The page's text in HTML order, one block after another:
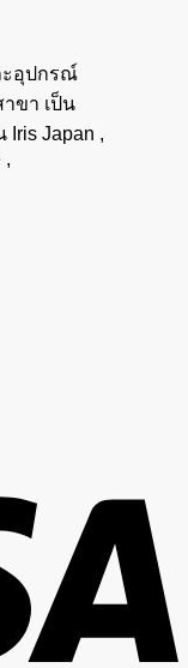
ะอุปกรณ์
ขา เป็น
Iris Japan ,
,